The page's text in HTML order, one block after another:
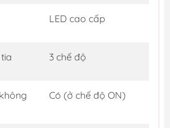
LED cao cấp
3 chế độ
Có (ở chế độ ON)